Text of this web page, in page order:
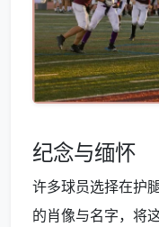
纪念与缅怀
许多球员选择在护
的肖像与名字，将